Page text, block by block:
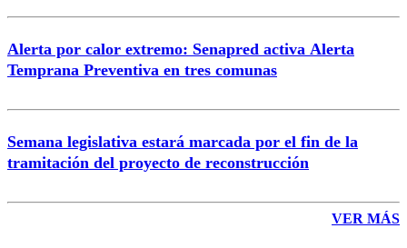
Alerta por calor extremo: Senapred activa Alerta
Temprana Preventiva en tres comunas
Semana legislativa estará marcada por el fin de la
tramitación del proyecto de reconstrucción
VER MÁS